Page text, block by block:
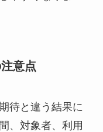
意点
待と違う結果に
、対象者、利用